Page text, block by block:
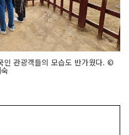
인 관광객들의 모습도 반가웠다. ©